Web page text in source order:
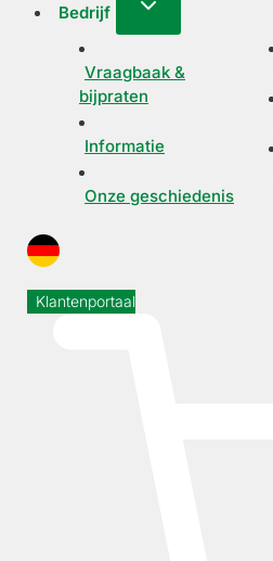
Bedrijf
Vraagbaak &
bijpraten
Informatie
Onze geschiedenis
Klantenportaal